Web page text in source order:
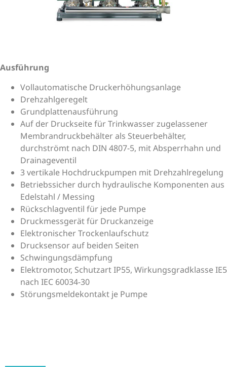
Ausführung
Vollautomatische Druckerhöhungsanlage
Drehzahlgeregelt
Grundplattenausführung
Auf der Druckseite für Trinkwasser zugelassener
Membrandruckbehälter als Steuerbehälter,
durchströmt nach DIN 4807-5, mit Absperrhahn und
Drainageventil
3 vertikale Hochdruckpumpen mit Drehzahlregelung
Betriebssicher durch hydraulische Komponenten aus
Edelstahl / Messing
Rückschlagventil für jede Pumpe
Druckmessgerät für Druckanzeige
Elektronischer Trockenlaufschutz
Drucksensor auf beiden Seiten
Schwingungsdämpfung
Elektromotor, Schutzart IP55, Wirkungsgradklasse IE5
nach IEC 60034-30
Störungsmeldekontakt je Pumpe